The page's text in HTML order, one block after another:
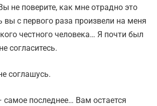
не поверите, как мне отрадно это
с первого раза произвели на меня
честного человека… Я почти был
согласитесь.
соглашусь.
самое последнее… Вам остается